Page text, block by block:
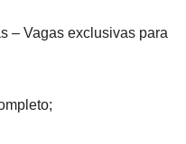
– Vagas exclusivas para